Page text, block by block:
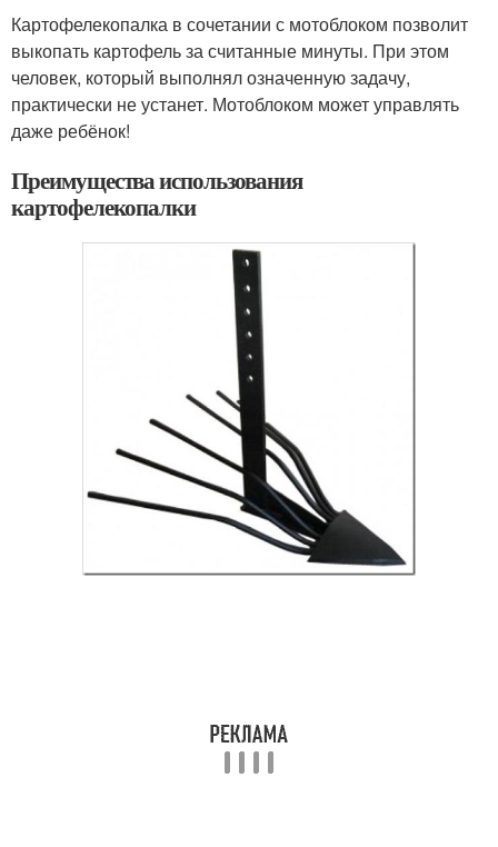
Картофелекопалка в сочетании с мотоблоком позволит
выкопать картофель за считанные минуты. При этом
человек, который выполнял означенную задачу,
практически не устанет. Мотоблоком может управлять
даже ребёнок!
Преимущества использования
картофелекопалки